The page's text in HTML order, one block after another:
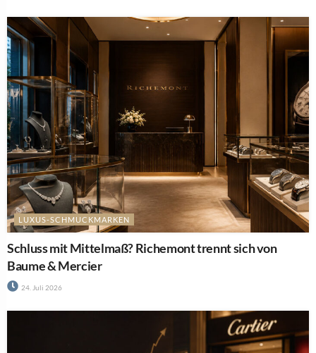
LUXUS-SCHMUCKMARKEN
Schluss mit Mittelmaß? Richemont trennt sich von
Baume & Mercier
24. Juli 2026